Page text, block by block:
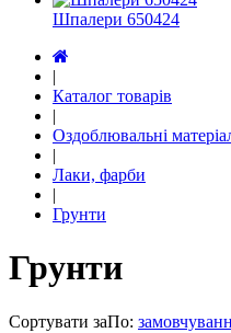
Шпалери 650424
|
Каталог товарів
|
Оздоблювальні
|
Лаки, фарби
|
Грунти
Грунти
Сортувати заПо: